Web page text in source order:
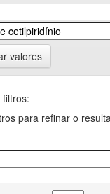
valores
para refinar o